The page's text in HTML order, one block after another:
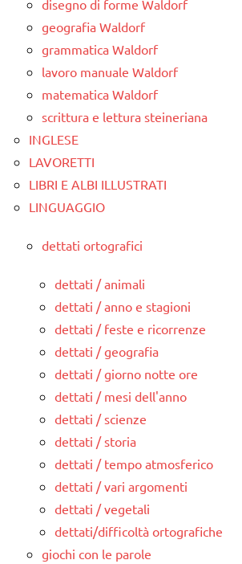
disegno di forme Waldorf
geografia Waldorf
grammatica Waldorf
lavoro manuale Waldorf
matematica Waldorf
scrittura e lettura steineriana
INGLESE
LAVORETTI
LIBRI E ALBI ILLUSTRATI
LINGUAGGIO
dettati ortografici
dettati / animali
dettati / anno e stagioni
dettati / feste e ricorrenze
dettati / geografia
dettati / giorno notte ore
dettati / mesi dell'anno
dettati / scienze
dettati / storia
dettati / tempo atmosferico
dettati / vari argomenti
dettati / vegetali
dettati/difficoltà ortografiche
giochi con le parole